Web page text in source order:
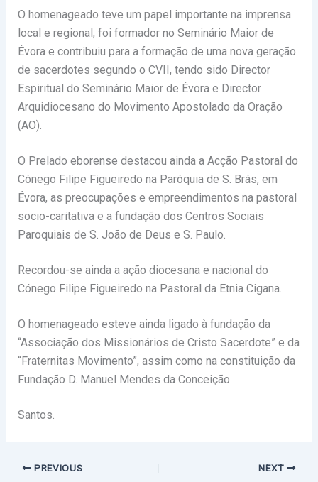
O homenageado teve um papel importante na imprensa
local e regional, foi formador no Seminário Maior de
Évora e contribuiu para a formação de uma nova geração
de sacerdotes segundo o CVII, tendo sido Director
Espiritual do Seminário Maior de Évora e Director
Arquidiocesano do Movimento Apostolado da Oração
(AO).
O Prelado eborense destacou ainda a Acção Pastoral do
Cónego Filipe Figueiredo na Paróquia de S. Brás, em
Évora, as preocupações e empreendimentos na pastoral
socio-caritativa e a fundação dos Centros Sociais
Paroquiais de S. João de Deus e S. Paulo.
Recordou-se ainda a ação diocesana e nacional do
Cónego Filipe Figueiredo na Pastoral da Etnia Cigana.
O homenageado esteve ainda ligado à fundação da
“Associação dos Missionários de Cristo Sacerdote” e da
“Fraternitas Movimento”, assim como na constituição da
Fundação D. Manuel Mendes da Conceição
Santos.
PREVIOUS NEXT